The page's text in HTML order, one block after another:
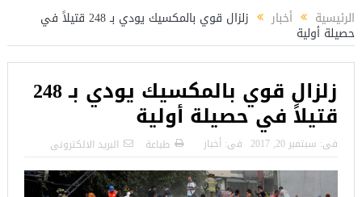
الرئيسية أخبار زلزال قوي بالمكسيك يودي بـ 248 قتيلاً في
حصيلة أولية
زلزال قوي بالمكسيك يودي بـ 248
قتيلاً في حصيلة أولية
فى: سبتمبر 20, 2017 فى: أخبار طباعة البريد الالكترونى